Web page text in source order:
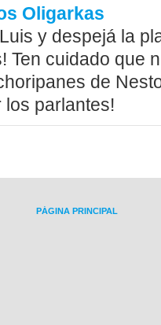
Oligarkas
y despejá la
Ten cuidado que
de
parlantes!
PÁGINA PRINCIPAL